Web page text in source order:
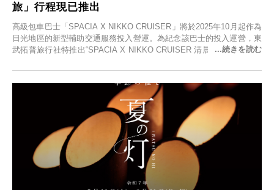
旅」行程現已推出
高級包車巴士「SPACIA X NIKKO CRUISER」將於2025年10月起作為
日光地區的新型輔助交通服務投入營運。為紀念該巴士的投入運營，東
武拓普旅行社特推出“SPACIA X NIKKO CRUISER 清晨賞紅葉之旅”，